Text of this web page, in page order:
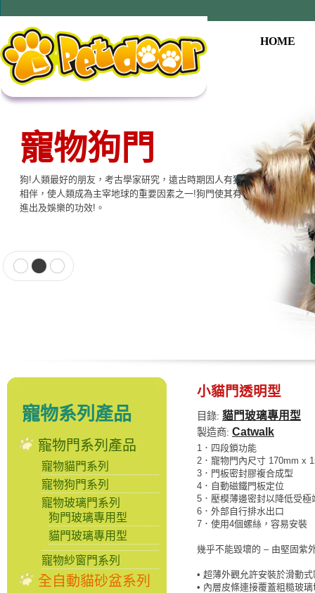
HOME
寵物狗門
狗!人類最好的朋友，考古學家研究，遠古時期因人有狗
相伴，使人類成為主宰地球的重要因素之一!狗門使其有
進出及娛樂的功效!。
寵物系列產品
寵物門系列產品
寵物貓門系列
寵物狗門系列
寵物玻璃門系列
狗門玻璃專用型
貓門玻璃專用型
寵物紗窗門系列
全自動貓砂盆系列
小貓門透明型
目錄: 貓門玻璃專用型
製造商: Catwalk
1．四段鎖功能
2．寵物門內尺寸 170mm x
3．門板密封膠複合成型
4．自動磁鐵門板定位
5．壓模薄邊密封以降低受極
6．外部自行排水出口
7．使用4個螺絲，容易安裝
幾乎不能毀壞的 – 由堅固紫
• 超薄外觀允許安裝於滑動式
• 內層皮條連接覆蓋粗糙玻璃